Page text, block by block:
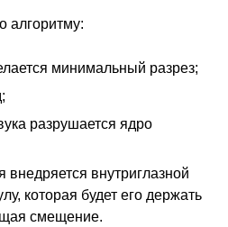
алгоритму:
минимальный разрез;
разрушается ядро
внедряется внутриглазной
которая будет его держать
смещение.